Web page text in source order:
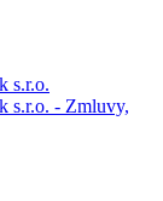
s.r.o.
s.r.o. - Zmluvy,